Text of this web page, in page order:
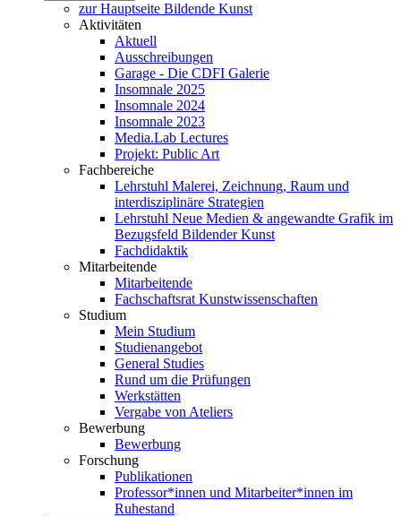
zur Hauptseite Bildende Kunst
Aktivitäten
Aktuell
Ausschreibungen
Garage - Die CDFI Galerie
Insomnale 2025
Insomnale 2024
Insomnale 2023
Media.Lab Lectures
Projekt: Public Art
Fachbereiche
Lehrstuhl Malerei, Zeichnung, Raum und
interdisziplinäre Strategien
Lehrstuhl Neue Medien & angewandte Grafik im
Bezugsfeld Bildender Kunst
Fachdidaktik
Mitarbeitende
Mitarbeitende
Fachschaftsrat Kunstwissenschaften
Studium
Mein Studium
Studienangebot
General Studies
Rund um die Prüfungen
Werkstätten
Vergabe von Ateliers
Bewerbung
Bewerbung
Forschung
Publikationen
Professor*innen und Mitarbeiter*innen im
Ruhestand